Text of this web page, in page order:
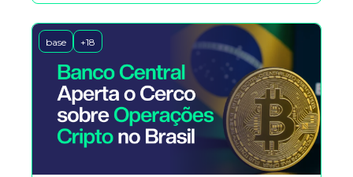
base +18